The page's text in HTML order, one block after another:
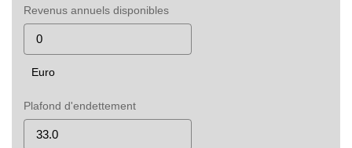
Revenus annuels disponibles
Euro
Plafond d'endettement